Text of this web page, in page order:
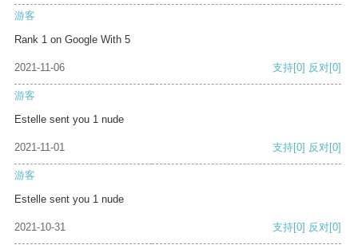
游客
Rank 1 on Google With 5
2021-11-06 支持[0] 反对[0]
游客
Estelle sent you 1 nude
2021-11-01 支持[0] 反对[0]
游客
Estelle sent you 1 nude
2021-10-31 支持[0] 反对[0]